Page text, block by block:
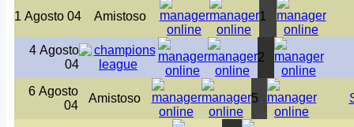
1 Agosto 04 Amistoso 1
4 Agosto
04
2
6 Agosto
04
Amistoso 5